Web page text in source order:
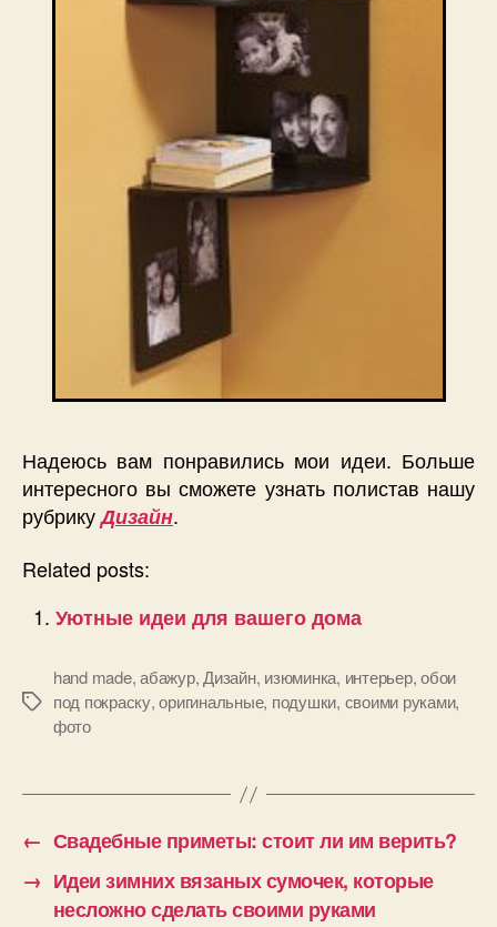
Надеюсь вам понравились мои идеи. Больше
интересного вы сможете узнать полистав нашу
рубрикуДизайн.
Related posts:
Уютные идеи для вашего дома
Позначки
hand made,абажур, Дизайн, изюминка, интерьер,обои
под покраску,оригинальные, подушки, своими руками,
фото
← Свадебные приметы: стоит ли им верить?
→ Идеи зимних вязаных сумочек, которые
несложно сделать своими руками